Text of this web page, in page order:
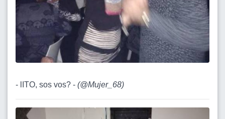
- lITO, sos vos? - (@Mujer_68)